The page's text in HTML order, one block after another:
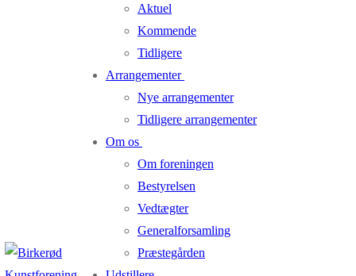
Aktuel
Kommende
Tidligere
Arrangementer
Nye arrangementer
Tidligere arrangementer
Om os
Om foreningen
Bestyrelsen
Vedtægter
Generalforsamling
Præstegården